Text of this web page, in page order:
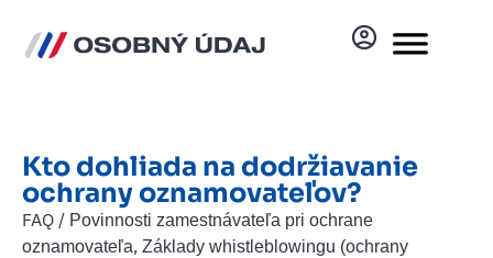
Kto dohliada na dodržiavanie
ochrany oznamovateľov?
FAQ / Povinnosti zamestnávateľa pri ochrane
oznamovateľa, Základy whistleblowingu (ochrany